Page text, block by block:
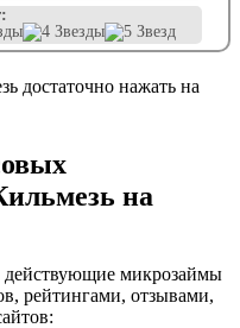
достаточно нажать на
на
действующие микрозаймы
рейтингами, отзывами,